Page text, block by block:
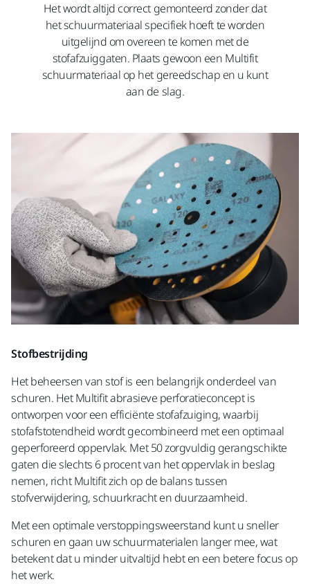
Het wordt altijd correct gemonteerd zonder dat
het schuurmateriaal specifiek hoeft te worden
uitgelijnd om overeen te komen met de
stofafzuiggaten. Plaats gewoon een Multifit
schuurmateriaal op het gereedschap en u kunt
aan de slag.
Stofbestrijding
Het beheersen van stof is een belangrijk onderdeel van
schuren. Het Multifit abrasieve perforatieconcept is
ontworpen voor een efficiënte stofafzuiging, waarbij
stofafstotendheid wordt gecombineerd met een optimaal
geperforeerd oppervlak. Met 50 zorgvuldig gerangschikte
gaten die slechts 6 procent van het oppervlak in beslag
nemen, richt Multifit zich op de balans tussen
stofverwijdering, schuurkracht en duurzaamheid.
Met een optimale verstoppingsweerstand kunt u sneller
schuren en gaan uw schuurmaterialen langer mee, wat
betekent dat u minder uitvaltijd hebt en een betere focus op
het werk.